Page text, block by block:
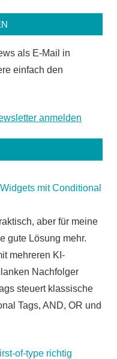
als E-Mail in
einfach den
mit Conditional
aber für meine
gute Lösung mehr.
mehreren KI-
Nachfolger
steuert klassische
Tags, AND, OR und
of-type richtig